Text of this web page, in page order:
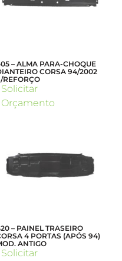
– ALMA PARA-CHOQUE
CORSA 94/2002
REFORÇO
Solicitar
Orçamento
– PAINEL TRASEIRO
4 PORTAS (APÓS 94)
ANTIGO
Solicitar